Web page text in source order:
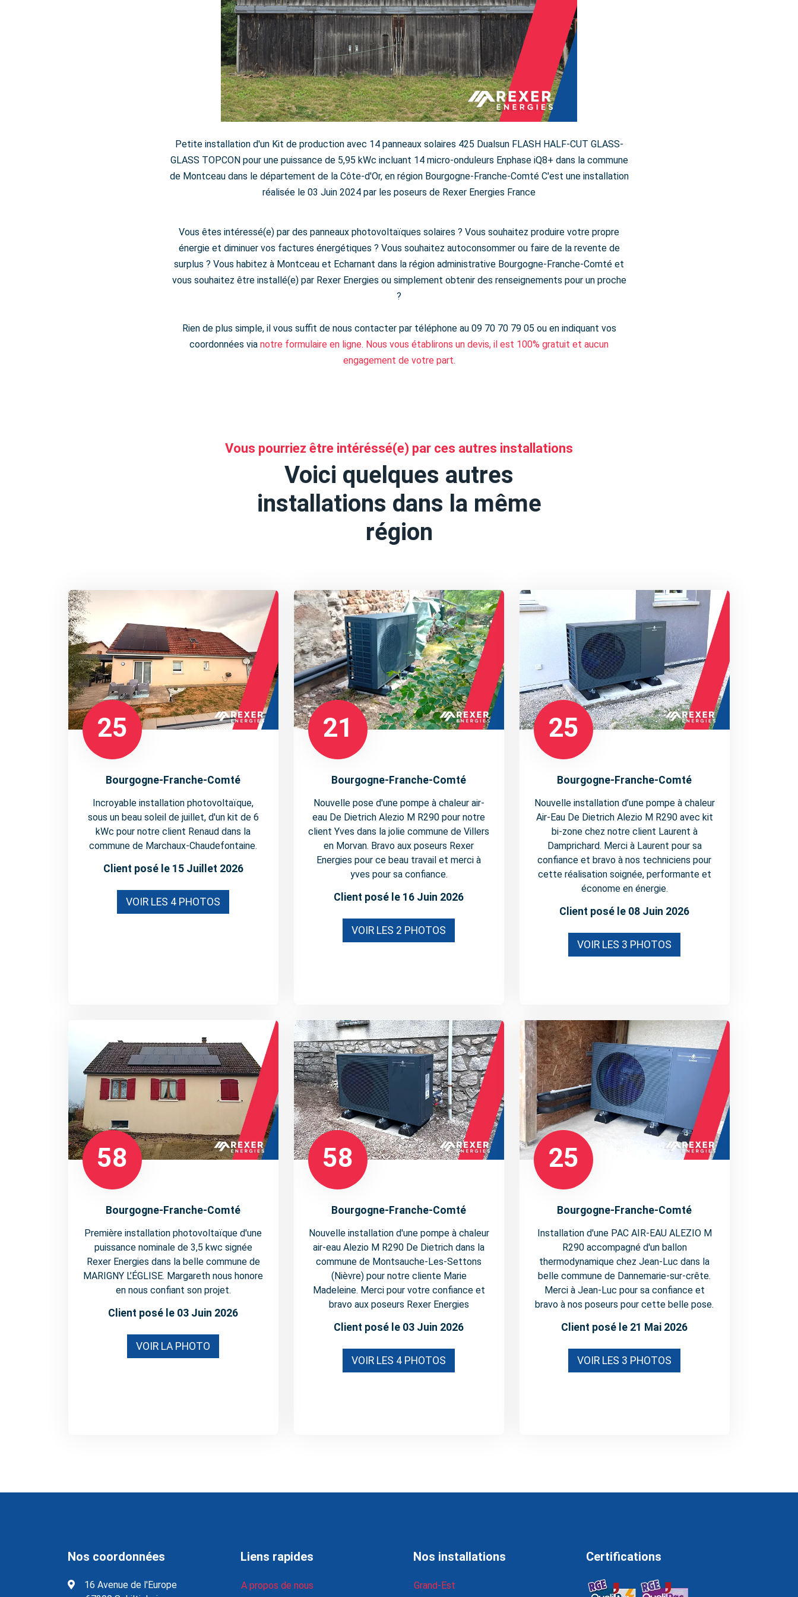
Petite installation d'un Kit de production avec 14 panneaux solaires 425 Dualsun FLASH HALF-CUT GLASS-
GLASS TOPCON pour une puissance de 5,95 kWc incluant 14 micro-onduleurs Enphase iQ8+ dans la commune
de Montceau dans le département de la Côte-d'Or, en région Bourgogne-Franche-Comté C'est une installation
réalisée le 03 Juin 2024 par les poseurs de Rexer Energies France
Vous êtes intéressé(e) par des panneaux photovoltaïques solaires ? Vous souhaitez produire votre propre
énergie et diminuer vos factures énergétiques ? Vous souhaitez autoconsommer ou faire de la revente de
surplus ? Vous habitez à Montceau et Echarnant dans la région administrative Bourgogne-Franche-Comté et
vous souhaitez être installé(e) par Rexer Energies ou simplement obtenir des renseignements pour un proche
?
Rien de plus simple, il vous suffit de nous contacter par téléphone au 09 70 70 79 05 ou en indiquant vos
coordonnées via notre formulaire en ligne. Nous vous établirons un devis, il est 100% gratuit et aucun
engagement de votre part.
Vous pourriez être intéréssé(e) par ces autres installations
Voici quelques autres
installations dans la même
région
25
Bourgogne-Franche-Comté
Incroyable installation photovoltaïque,
sous un beau soleil de juillet, d'un kit de 6
kWc pour notre client Renaud dans la
commune de Marchaux-Chaudefontaine.
Client posé le 15 Juillet 2026
VOIR LES 4 PHOTOS
21
Bourgogne-Franche-Comté
Nouvelle pose d'une pompe à chaleur air-
eau De Dietrich Alezio M R290 pour notre
client Yves dans la jolie commune de Villers
en Morvan. Bravo aux poseurs Rexer
Energies pour ce beau travail et merci à
yves pour sa confiance.
Client posé le 16 Juin 2026
VOIR LES 2 PHOTOS
25
Bourgogne-Franche-Comté
Nouvelle installation d’une pompe à chaleur
Air-Eau De Dietrich Alezio M R290 avec kit
bi-zone chez notre client Laurent à
Damprichard. Merci à Laurent pour sa
confiance et bravo à nos techniciens pour
cette réalisation soignée, performante et
économe en énergie.
Client posé le 08 Juin 2026
VOIR LES 3 PHOTOS
58
Bourgogne-Franche-Comté
Première installation photovoltaïque d'une
puissance nominale de 3,5 kwc signée
Rexer Energies dans la belle commune de
MARIGNY L’ÉGLISE. Margareth nous honore
en nous confiant son projet.
Client posé le 03 Juin 2026
VOIR LA PHOTO
58
Bourgogne-Franche-Comté
Nouvelle installation d'une pompe à chaleur
air-eau Alezio M R290 De Dietrich dans la
commune de Montsauche-Les-Settons
(Nièvre) pour notre cliente Marie
Madeleine. Merci pour votre confiance et
bravo aux poseurs Rexer Energies
Client posé le 03 Juin 2026
VOIR LES 4 PHOTOS
25
Bourgogne-Franche-Comté
Installation d'une PAC AIR-EAU ALEZIO M
R290 accompagné d'un ballon
thermodynamique chez Jean-Luc dans la
belle commune de Dannemarie-sur-crête.
Merci à Jean-Luc pour sa confiance et
bravo à nos poseurs pour cette belle pose.
Client posé le 21 Mai 2026
VOIR LES 3 PHOTOS
Nos coordonnées
16 Avenue de l'Europe
Liens rapides
A propos de nous
Nos installations
Grand-Est
Certifications